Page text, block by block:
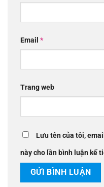
Email *
Trang web
Lưu tên của tôi,
này cho lần bình luận kế